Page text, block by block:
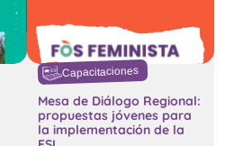
Capacitaciones
Mesa de Diálogo Regional:
propuestas jóvenes para
la implementación de la